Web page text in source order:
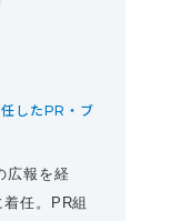
したPR・ブ
広報を経
任。PR組